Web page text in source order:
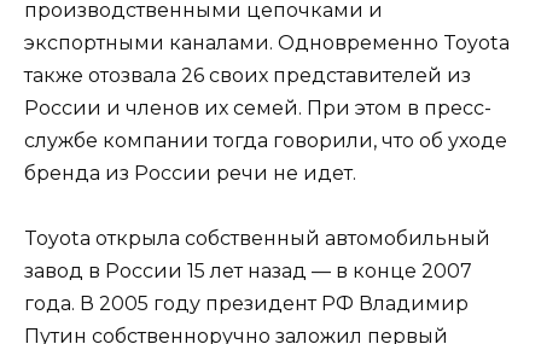
производственными цепочками и
экспортными каналами. Одновременно Toyota
также отозвала 26 своих представителей из
России и членов их семей. При этом в пресс-
службе компании тогда говорили, что об уходе
бренда из России речи не идет.
Toyota открыла собственный автомобильный
завод в России 15 лет назад — в конце 2007
года. В 2005 году президент РФ Владимир
Путин собственноручно заложил первый